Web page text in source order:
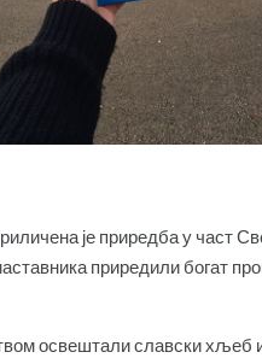
је приредба у част
приредили богат
освештали славски хљеб